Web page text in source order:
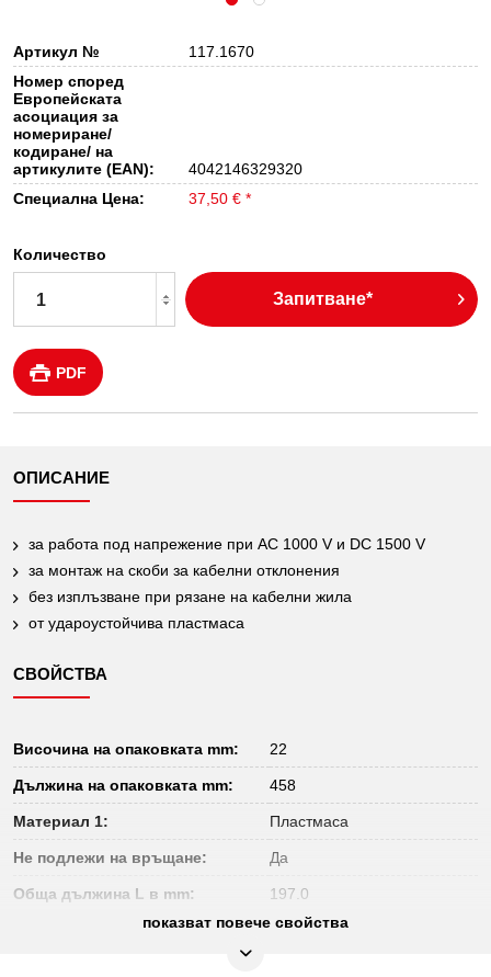
Артикул №
117.1670
Номер според
Европейската
асоциация за
номериране/
кодиране/ на
артикулите (EAN):
4042146329320
Специална Цена:
37,50 € *
Количество
Запитване*
PDF
ОПИСАНИЕ
за работа под напрежение при AC 1000 V и DC 1500 V
за монтаж на скоби за кабелни отклонения
без изплъзване при рязане на кабелни жила
от удароустойчива пластмаса
СВОЙСТВА
Височина на опаковката mm: 22
Дължина на опаковката mm: 458
Материал 1: Пластмаса
Не подлежи на връщане: Да
Обща дължина L в mm: 197.0
55
показват повече свойства